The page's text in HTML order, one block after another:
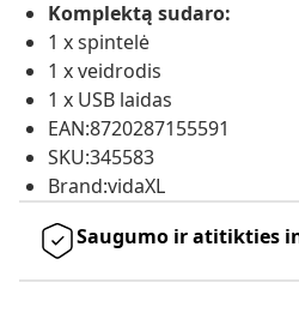
Komplektą sudaro:
1 x spintelė
1 x veidrodis
1 x USB laidas
EAN:8720287155591
SKU:345583
Brand:vidaXL
Saugumo ir atitikties